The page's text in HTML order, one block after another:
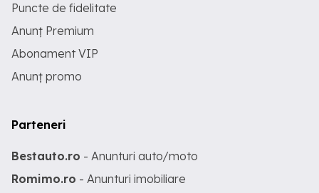
Puncte de fidelitate
Anunț Premium
Abonament VIP
Anunț promo
Parteneri
Bestauto.ro - Anunturi auto/moto
Romimo.ro - Anunturi imobiliare